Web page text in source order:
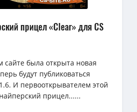
прицел «Clear» для CS
сайте была открыта новая
будут публиковаться
И первооткрывателем этой
прицел......